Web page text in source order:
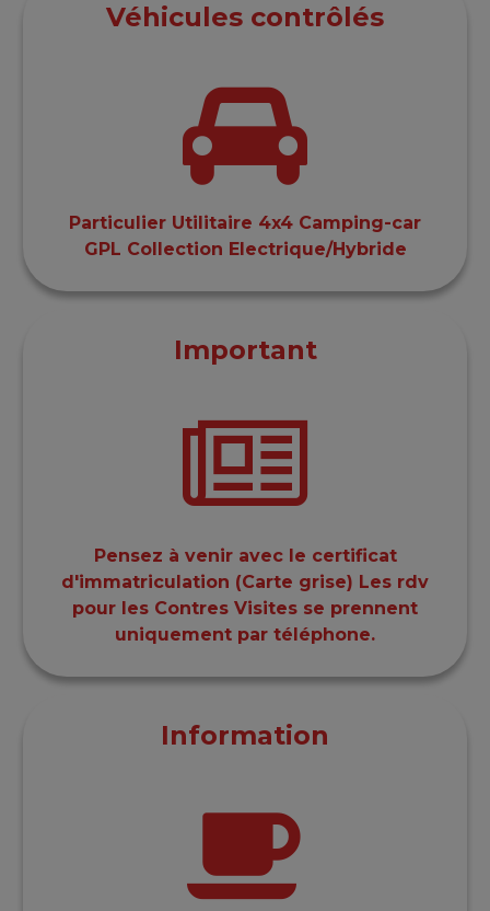
Véhicules contrôlés
Particulier Utilitaire 4x4 Camping-car
GPL Collection Electrique/Hybride
Important
Pensez à venir avec le certificat
d'immatriculation (Carte grise) Les rdv
pour les Contres Visites se prennent
uniquement par téléphone.
Information